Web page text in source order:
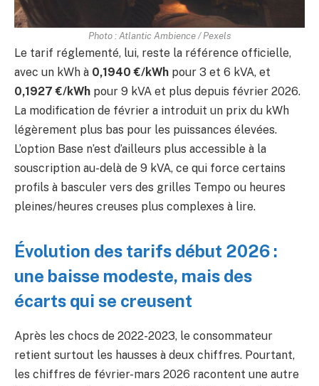
Photo : Atlantic Ambience / Pexels
Le tarif réglementé, lui, reste la référence officielle,
avec un kWh à 0,1940 €/kWh pour 3 et 6 kVA, et
0,1927 €/kWh pour 9 kVA et plus depuis février 2026.
La modification de février a introduit un prix du kWh
légèrement plus bas pour les puissances élevées.
L’option Base n’est d’ailleurs plus accessible à la
souscription au-delà de 9 kVA, ce qui force certains
profils à basculer vers des grilles Tempo ou heures
pleines/heures creuses plus complexes à lire.
Évolution des tarifs début 2026 :
une baisse modeste, mais des
écarts qui se creusent
Après les chocs de 2022-2023, le consommateur
retient surtout les hausses à deux chiffres. Pourtant,
les chiffres de février-mars 2026 racontent une autre